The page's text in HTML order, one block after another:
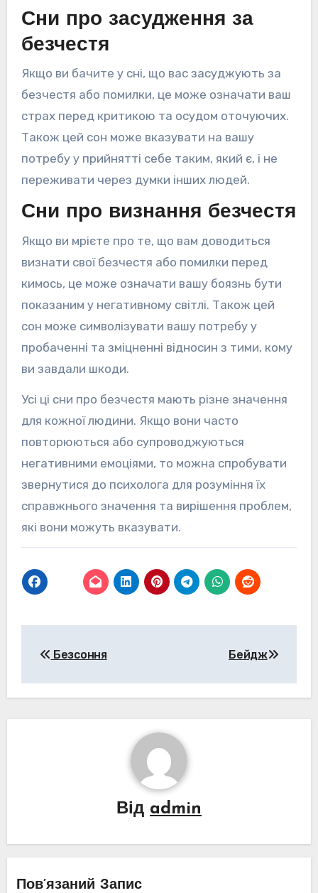
Сни про засудження за
безчестя
Якщо ви бачите у сні, що вас засуджують за
безчестя або помилки, це може означати ваш
страх перед критикою та осудом оточуючих.
Також цей сон може вказувати на вашу
потребу у прийнятті себе таким, який є, і не
переживати через думки інших людей.
Сни про визнання безчестя
Якщо ви мрієте про те, що вам доводиться
визнати свої безчестя або помилки перед
кимось, це може означати вашу боязнь бути
показаним у негативному світлі. Також цей
сон може символізувати вашу потребу у
пробаченні та зміцненні відносин з тими, кому
ви завдали шкоди.
Усі ці сни про безчестя мають різне значення
для кожної людини. Якщо вони часто
повторюються або супроводжуються
негативними емоціями, то можна спробувати
звернутися до психолога для розуміння їх
справжнього значення та вирішення проблем,
які вони можуть вказувати.
записів
Безсоння Бейдж
Від admin
Пов’язаний Запис